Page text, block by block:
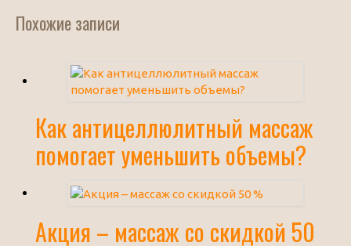
Похожие записи
Как антицеллюлитный массаж
помогает уменьшить объемы?
Акция – массаж со скидкой 50